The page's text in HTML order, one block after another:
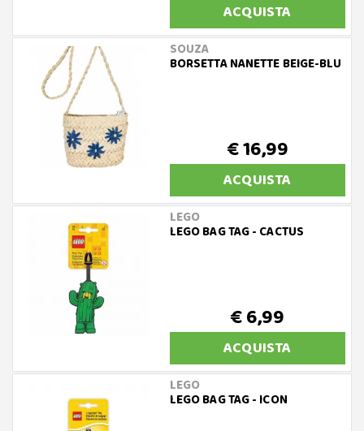
ACQUISTA
SOUZA
BORSETTA NANETTE BEIGE-BLU
€ 16,99
ACQUISTA
LEGO
LEGO BAG TAG - CACTUS
€ 6,99
ACQUISTA
LEGO
LEGO BAG TAG - ICON